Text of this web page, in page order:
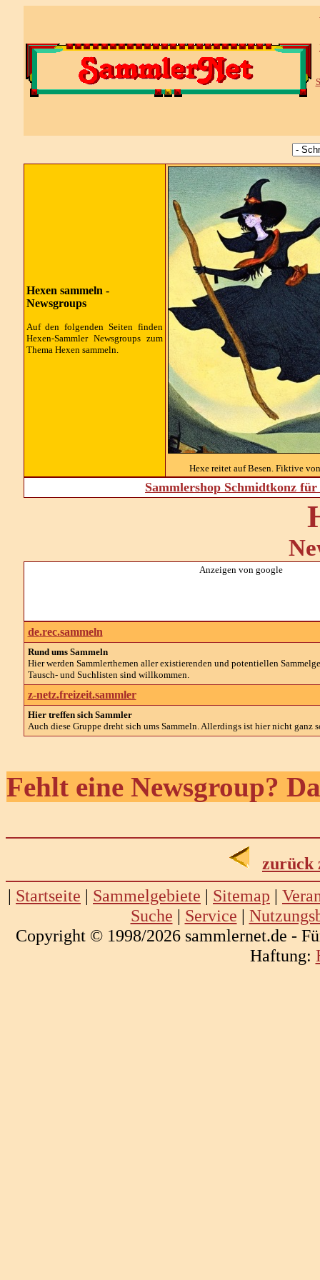
Hexen sammeln -
Newsgroups
Auf den folgenden Seiten finden
Hexen-Sammler Newsgroupszum
Thema Hexen sammeln.
Hexe reitet auf Besen. Fiktive
Sammlershop Schmidtkonz
Anzeigen von google
de.rec.sammeln
Rund ums Sammeln
Hier werden Sammlerthemen aller existierenden und potentiellen
Tausch- und Suchlisten sind willkommen.
z-netz.freizeit.sammler
Hier treffen sich Sammler
Auch diese Gruppe dreht sich ums Sammeln. Allerdings ist hier nicht ganz
Fehlt eine Newsgroup?
zurück
| Startseite | Sammelgebiete | Sitemap |
Suche | Service |
Copyright © 1998/2026 sammlernet.de -
Haftung: